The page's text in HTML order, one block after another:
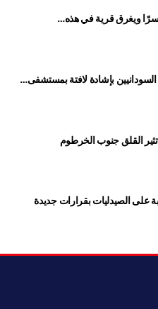
أسرًا ويغرق قرية في هذه…
بإشادة لافتة بمستشفى…
القلق جنوب الخرطوم
على الصيدليات بقرارات جديدة